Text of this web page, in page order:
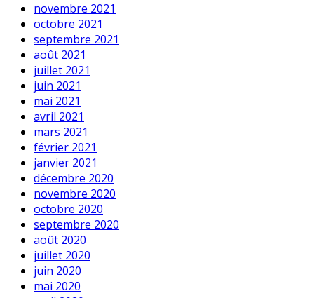
novembre 2021
octobre 2021
septembre 2021
août 2021
juillet 2021
juin 2021
mai 2021
avril 2021
mars 2021
février 2021
janvier 2021
décembre 2020
novembre 2020
octobre 2020
septembre 2020
août 2020
juillet 2020
juin 2020
mai 2020